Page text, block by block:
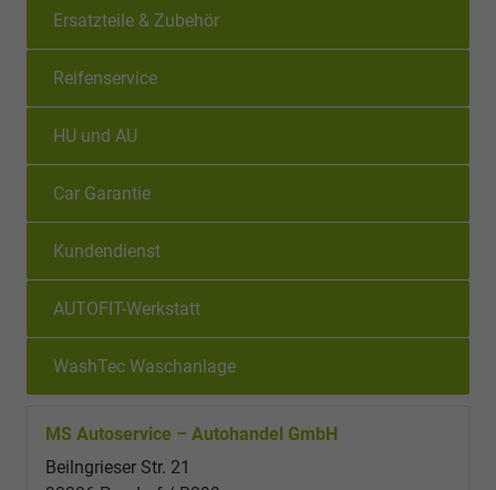
Ersatzteile & Zubehör
Reifenservice
HU und AU
Car Garantie
Kundendienst
AUTOFIT-Werkstatt
WashTec Waschanlage
MS Autoservice – Autohandel GmbH
Beilngrieser Str. 21